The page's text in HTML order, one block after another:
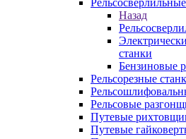
Назад
станки
Бензиновые
Рельсорезные
Рельсовые
Путевые
Путевые